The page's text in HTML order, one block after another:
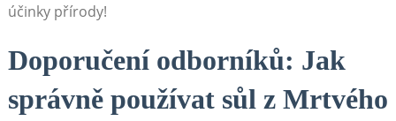
účinky přírody!
Doporučení odborníků: Jak
správně používat sůl‌ z ‌Mrtvého